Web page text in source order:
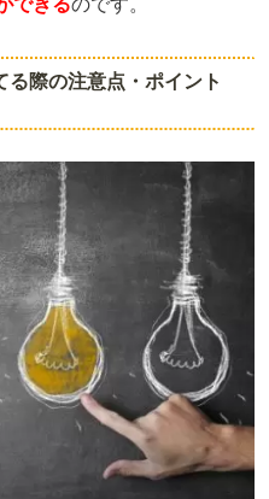
際の注意点・ポイント